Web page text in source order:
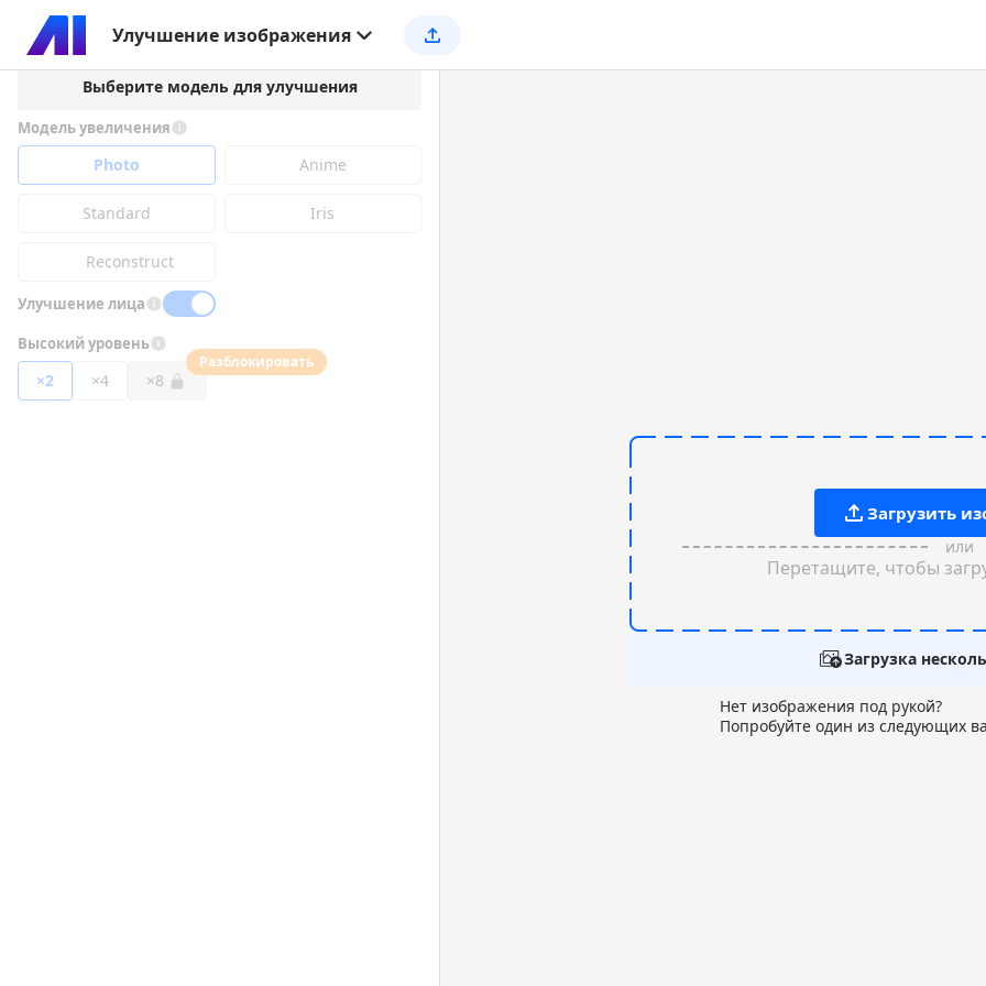
Улучшение изображения
Выберите модель для улучшения
Модель увеличения
Photo Anime
Standard Iris
Reconstruct
Улучшение лица
Высокий уровень
×2 ×4 ×8
Разблокировать
Загрузить
или
Перетащите, чтобы
Загрузка
Нет изображения под рукой?
Попробуйте один из следующих